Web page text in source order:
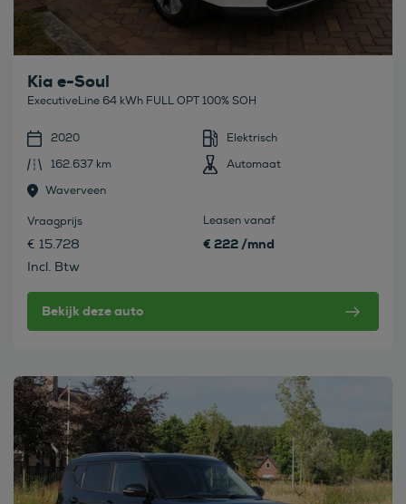
Kia e-Soul
ExecutiveLine 64 kWh FULL OPT 100% SOH
2020
Elektrisch
162.637 km
Automaat
Waverveen
Vraagprijs
€ 15.728
Incl. Btw
Leasen vanaf
€ 222 /mnd
Bekijk deze auto
Bekijk deze auto